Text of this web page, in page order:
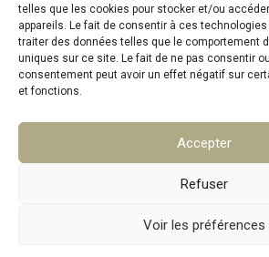
telles que les cookies pour stocker et/ou
appareils. Le fait de consentir à ces
traiter des données telles que le comportement
uniques sur ce site. Le fait de ne pas consentir
consentement peut avoir un effet négatif sur
et fonctions.
Accepter
Refuser
Voir les préférences
Téléphone : 07.83.05.00.26
Mail :mpa@srat.fr
Copyright © 2026 SRAT
Politique de